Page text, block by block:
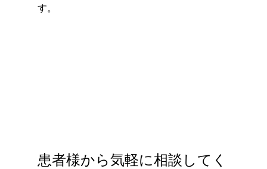
す。
患者様から気軽に相談してく